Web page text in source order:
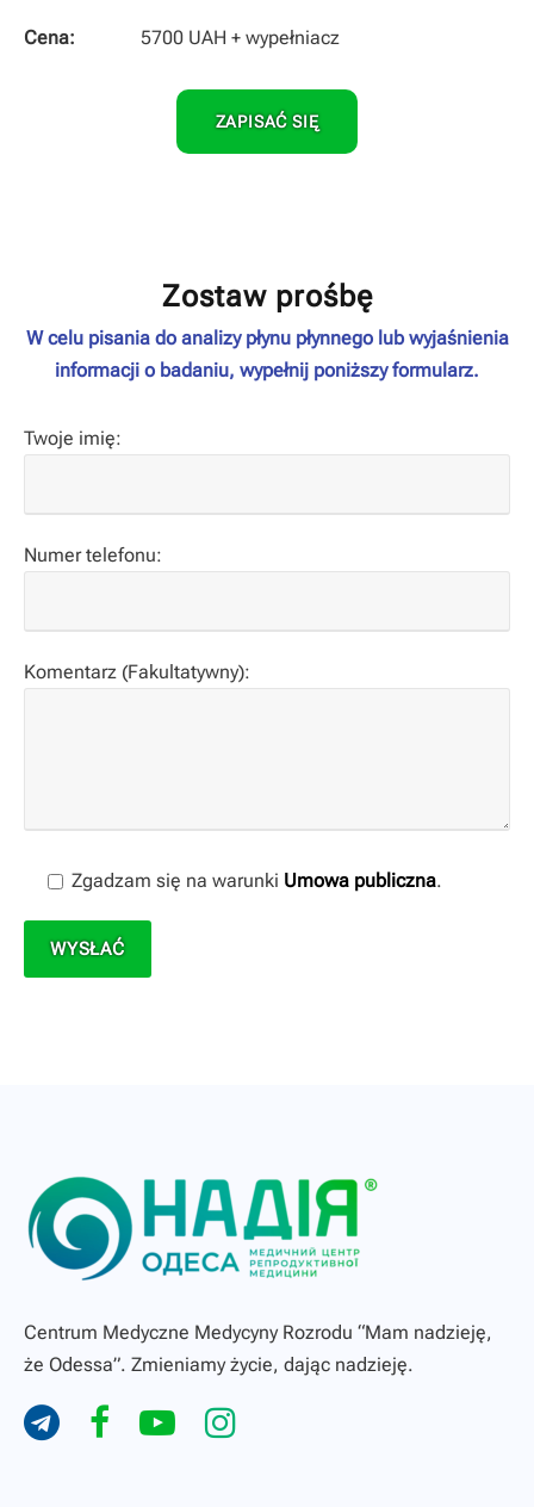
Cena: 5700 UAH + wypełniacz
ZAPISAĆ SIĘ
Zostaw prośbę
W celu pisania do analizy płynu płynnego lub wyjaśnienia
informacji o badaniu, wypełnij poniższy formularz.
Twoje imię:
Numer telefonu:
Komentarz (Fakultatywny):
Zgadzam się na warunki Umowa publiczna.
Centrum Medyczne Medycyny Rozrodu “Mam nadzieję,
że Odessa”. Zmieniamy życie, dając nadzieję.